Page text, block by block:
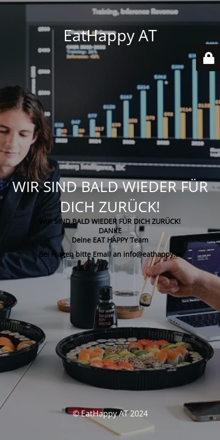
EatHappy AT
WIR SIND BALD WIEDER FÜR
DICH ZURÜCK!
WIR SIND BALD WIEDER FÜR DICH ZURÜCK!
DANKE
Deine EAT HAPPY Team
Bei Fragen bitte Email an info@eathappy.at
© EatHappy AT 2024